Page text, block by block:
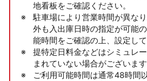
地看板をご確認ください。
駐車場により営業時間が異な
外も入出庫日時の指定が可能
能時間をご確認の上、設定して
提特定日料金などはシミュレ
まれていない場合がございます
ご利用可能時間は通常48時間